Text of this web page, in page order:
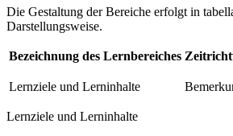
Die Gestaltung der Bereiche erfolgt in
Darstellungsweise.
Bezeichnung des Lernbereiches
Lernziele und Lerninhalte
Lernziele und Lerninhalte